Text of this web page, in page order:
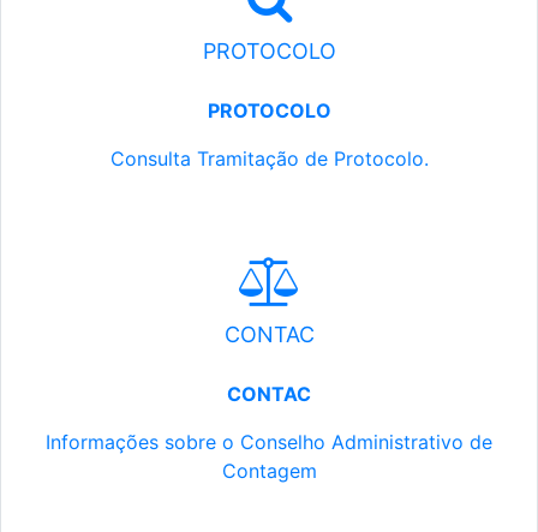
PROTOCOLO
PROTOCOLO
Consulta Tramitação de Protocolo.
CONTAC
CONTAC
Informações sobre o Conselho Administrativo de
Contagem